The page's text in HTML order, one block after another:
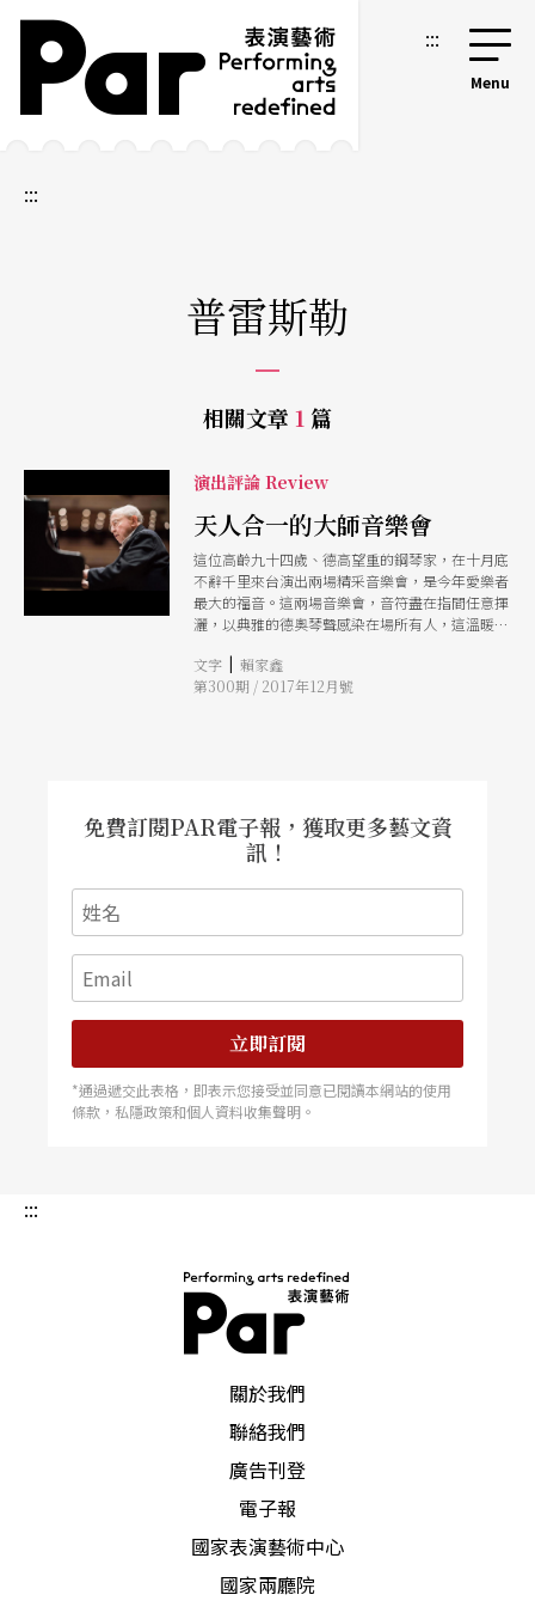
跳到主要內容區塊
網站導覽 :::
:::
普雷斯勒
相關文章 1 篇
演出評論 Review
天人合一的大師音樂會
這位高齡九十四歲、德高望重的鋼琴家，在十月底
不辭千里來台演出兩場精采音樂會，是今年愛樂者
最大的福音。這兩場音樂會，音符盡在指間任意揮
灑，以典雅的德奧琴聲感染在場所有人，這溫暖的
是在琴聲中感受到福至心靈的美好。
文字 | 賴家鑫
第300期 / 2017年12月號
免費訂閱PAR電子報，獲取更多藝文資
訊！
立即訂閱
*通過遞交此表格，即表示您接受並同意已閱讀本網站的使用
條款，私隱政策和個人資料收集聲明。
:::
關於我們
聯絡我們
廣告刊登
電子報
國家表演藝術中心
國家兩廳院